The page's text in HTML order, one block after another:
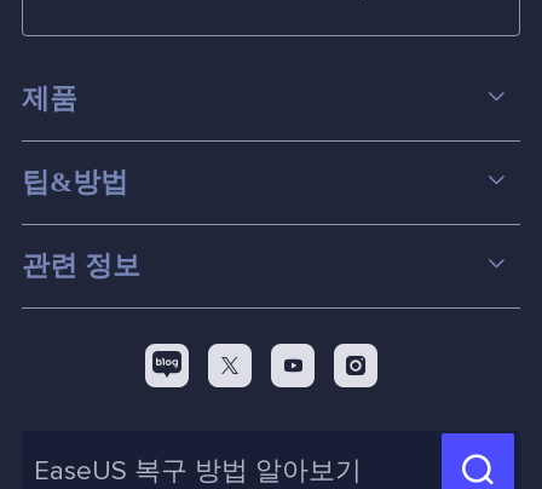
제품
데이터 복구
파티션 관리
스크린 레코더
백업&복원
신제품 New
팁&방법
컴퓨터 데이터 복구 팁
맥 데이터 복구 팁
디스크 파티션 팁
관련 정보
리셀러
제휴 문의
  
